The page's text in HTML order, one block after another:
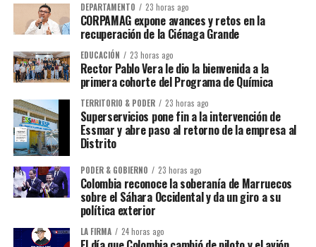
DEPARTAMENTO 23 horas ago
CORPAMAG expone avances y retos en la
recuperación de la Ciénaga Grande
EDUCACIÓN 23 horas ago
Rector Pablo Vera le dio la bienvenida a la
primera cohorte del Programa de Química
TERRITORIO & PODER 23 horas ago
Superservicios pone fin a la intervención de
Essmar y abre paso al retorno de la empresa al
Distrito
PODER & GOBIERNO 23 horas ago
Colombia reconoce la soberanía de Marruecos
sobre el Sáhara Occidental y da un giro a su
política exterior
LA FIRMA 24 horas ago